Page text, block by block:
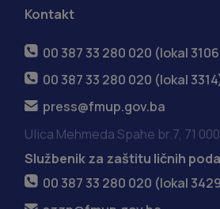
Kontakt
00 387 33 280 020 (lokal
00 387 33 280 020 (lokal
press@fmup.gov.ba
Ulica Mehmeda Spahe br.7, 71
Službenik za zaštitu ličnih
00 387 33 280 020 (lokal